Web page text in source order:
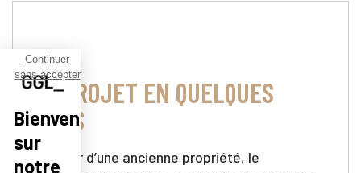
LE PROJET EN QUELQUES
MOTS
Au cœur d’une ancienne propriété, le
Continuer
sans accepter
Bienvenue
sur
notre